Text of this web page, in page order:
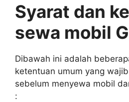
Syarat dan
sewa mobil
Dibawah ini adalah
ketentuan umum yang
sebelum menyewa mobil
: